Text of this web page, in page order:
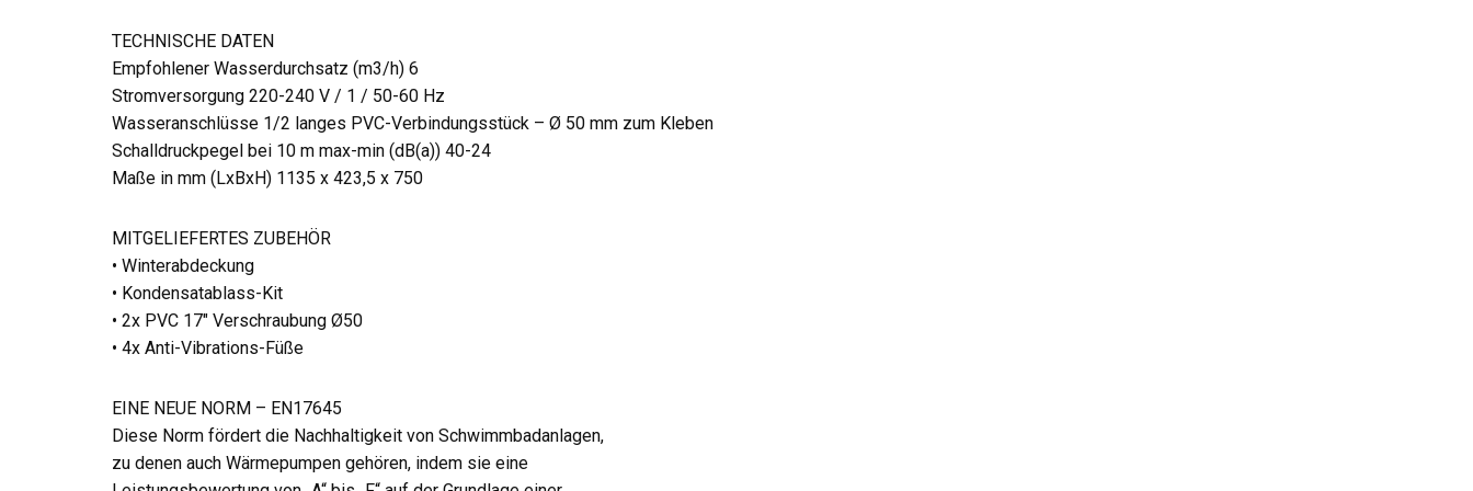
TECHNISCHE DATEN
Empfohlener Wasserdurchsatz (m3/h) 6
Stromversorgung 220-240 V / 1 / 50-60 Hz
Wasseranschlüsse 1/2 langes PVC-Verbindungsstück – Ø 50 mm zum Kleben
Schalldruckpegel bei 10 m max-min (dB(a)) 40-24
Maße in mm (LxBxH) 1135 x 423,5 x 750
MITGELIEFERTES ZUBEHÖR
• Winterabdeckung
• Kondensatablass-Kit
• 2x PVC 17″ Verschraubung Ø50
• 4x Anti-Vibrations-Füße
EINE NEUE NORM – EN17645
Diese Norm fördert die Nachhaltigkeit von Schwimmbadanlagen,
zu denen auch Wärmepumpen gehören, indem sie eine